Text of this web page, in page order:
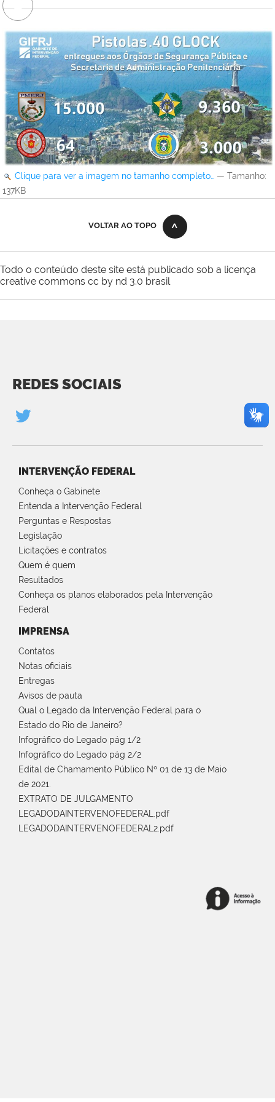
Clique para ver a imagem no tamanho completo… — Tamanho:
137KB
VOLTAR AO TOPO
Todo o conteúdo deste site está publicado sob a licença
creative commons cc by nd 3.0 brasil
REDES SOCIAIS
INTERVENÇÃO FEDERAL
Conheça o Gabinete
Entenda a Intervenção Federal
Perguntas e Respostas
Legislação
Licitações e contratos
Quem é quem
Resultados
Conheça os planos elaborados pela Intervenção
Federal
IMPRENSA
Contatos
Notas oficiais
Entregas
Avisos de pauta
Qual o Legado da Intervenção Federal para o
Estado do Rio de Janeiro?
Infográfico do Legado pág 1/2
Infográfico do Legado pág 2/2
Edital de Chamamento Público Nº 01 de 13 de Maio
de 2021.
EXTRATO DE JULGAMENTO
LEGADODAINTERVENOFEDERAL.pdf
LEGADODAINTERVENOFEDERAL2.pdf